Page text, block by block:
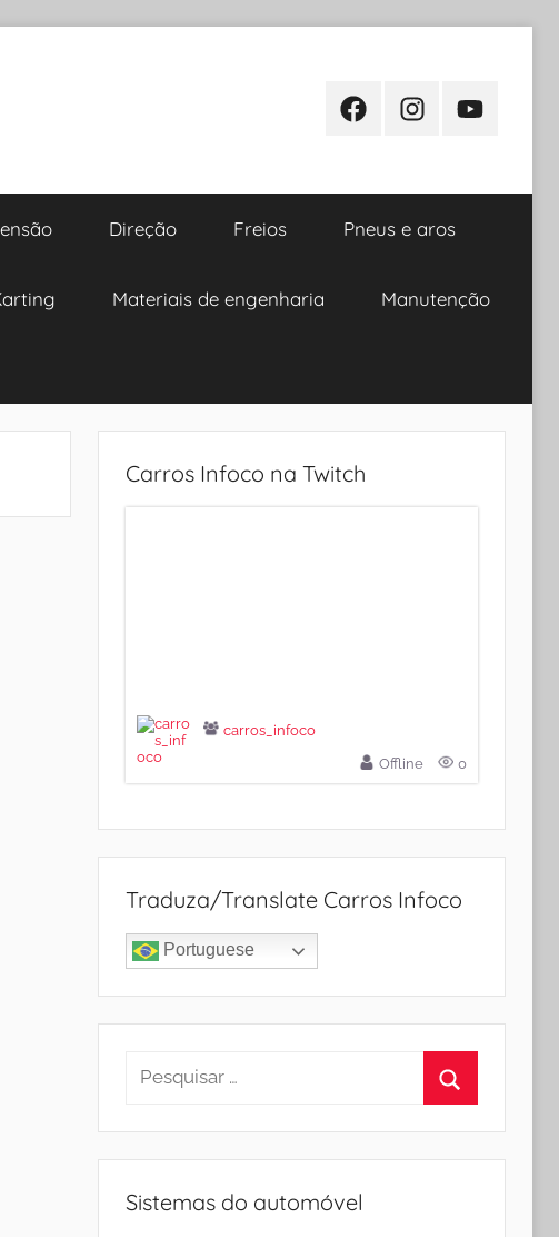
FacebookInstagramYoutube
Direção Freios Pneus e aros
Materiais de engenharia Manutenção
Carros Infoco na Twitch
carros_infoco
Offline
0
Traduza/Translate Carros Infoco
Portuguese
Pesquisar
Sistemas do automóvel